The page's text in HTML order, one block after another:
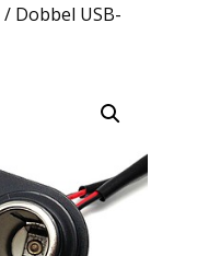
/ Dobbel USB-